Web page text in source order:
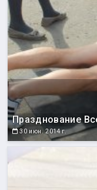
30 июн. 2014 г.